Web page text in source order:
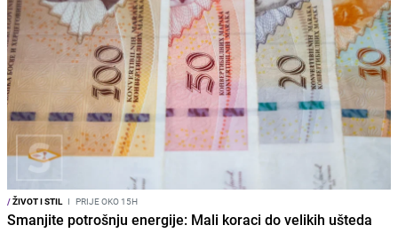
/ŽIVOT I STIL I PRIJE OKO 15H
Smanjite potrošnju energije: Mali koraci do velikih ušteda